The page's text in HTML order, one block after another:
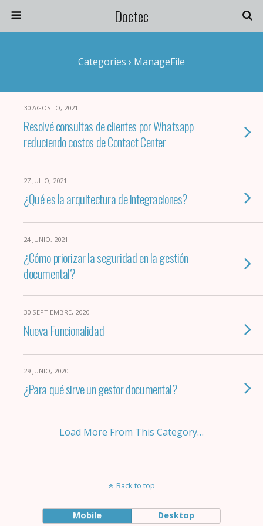
Doctec
Categories › ManageFile
30 AGOSTO, 2021
Resolvé consultas de clientes por Whatsapp
reduciendo costos de Contact Center
27 JULIO, 2021
¿Qué es la arquitectura de integraciones?
24 JUNIO, 2021
¿Cómo priorizar la seguridad en la gestión
documental?
30 SEPTIEMBRE, 2020
Nueva Funcionalidad
29 JUNIO, 2020
¿Para qué sirve un gestor documental?
Load More From This Category…
Back to top
Mobile Desktop